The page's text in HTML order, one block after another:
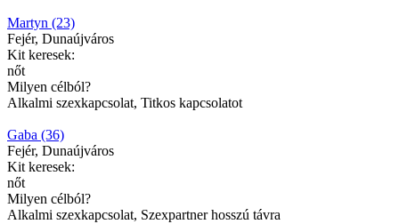
Martyn (23)
Fejér, Dunaújváros
Kit keresek:
nőt
Milyen célból?
Alkalmi szexkapcsolat, Titkos kapcsolatot
Gaba (36)
Fejér, Dunaújváros
Kit keresek:
nőt
Milyen célból?
Alkalmi szexkapcsolat, Szexpartner hosszú távra